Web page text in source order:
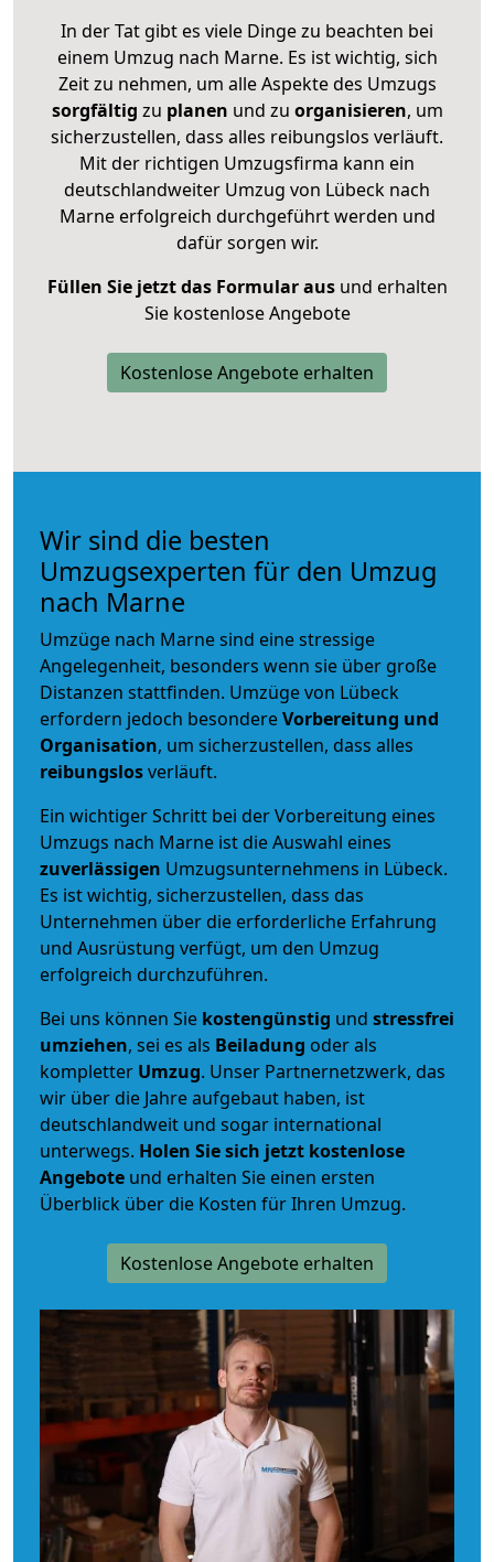
In der Tat gibt es viele Dinge zu beachten bei
einem Umzug nach Marne. Es ist wichtig, sich
Zeit zu nehmen, um alle Aspekte des Umzugs
sorgfältig zu planen und zu organisieren, um
sicherzustellen, dass alles reibungslos verläuft.
Mit der richtigen Umzugsfirma kann ein
deutschlandweiter Umzug von Lübeck nach
Marne erfolgreich durchgeführt werden und
dafür sorgen wir.
Füllen Sie jetzt das Formular ausund erhalten
Sie kostenlose Angebote
Kostenlose Angebote erhalten
Wir sind die besten
Umzugsexperten für den Umzug
nach Marne
Umzüge nach Marne sind eine stressige
Angelegenheit, besonders wenn sie über große
Distanzen stattfinden. Umzüge von Lübeck
erfordern jedoch besondereVorbereitung und
Organisation, um sicherzustellen, dass alles
reibungslosverläuft.
Ein wichtiger Schritt bei der Vorbereitung eines
Umzugs nach Marne ist die Auswahl eines
zuverlässigen Umzugsunternehmens in Lübeck.
Es ist wichtig, sicherzustellen, dass das
Unternehmen über die erforderliche Erfahrung
und Ausrüstung verfügt, um den Umzug
erfolgreich durchzuführen.
Bei uns können Sie kostengünstig und stressfrei
umziehen, sei es als Beiladung oder als
kompletter Umzug. Unser Partnernetzwerk, das
wir über die Jahre aufgebaut haben, ist
deutschlandweit und sogar international
unterwegs. Holen Sie sich jetzt kostenlose
Angebote und erhalten Sie einen ersten
Überblick über die Kosten für Ihren Umzug.
Kostenlose Angebote erhalten